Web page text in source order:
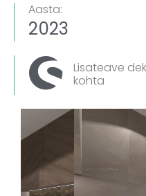
Aasta:
2023
Lisateave
kohta